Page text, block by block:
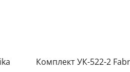
Комплект УК-522-2